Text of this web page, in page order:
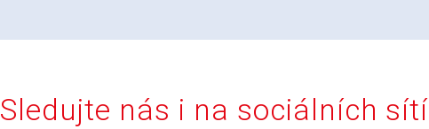
Sledujte nás i na sociálních